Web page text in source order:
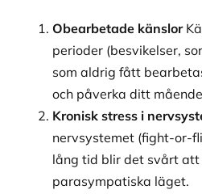
Obearbetade känslor
perioder (besvikelser,
som aldrig fått
och påverka ditt
Kronisk stress i
nervsystemet (fight-or-
lång tid blir det svårt
parasympatiska läget.